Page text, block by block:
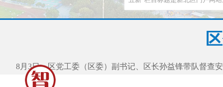
8月3日，区党工委（区委）副书记、区长孙益锋带队督查